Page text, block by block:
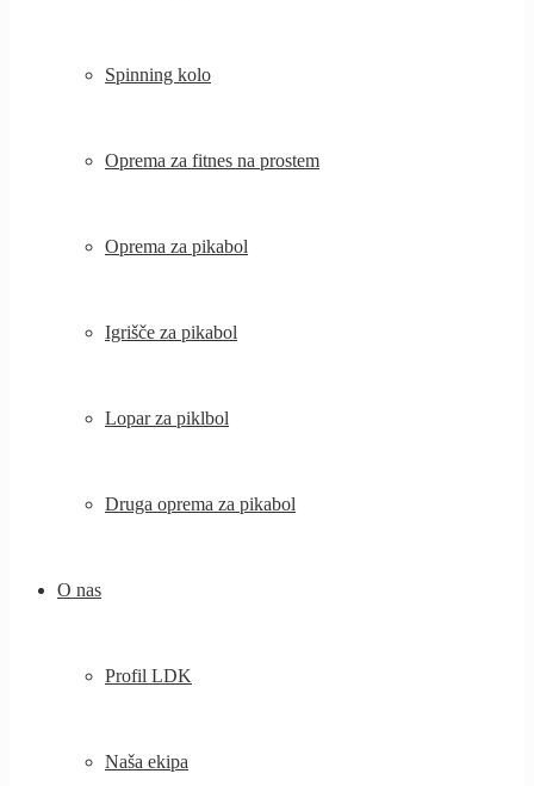
Spinning kolo
Oprema za fitnes na prostem
Oprema za pikabol
Igrišče za pikabol
Lopar za piklbol
Druga oprema za pikabol
O nas
Profil LDK
Naša ekipa